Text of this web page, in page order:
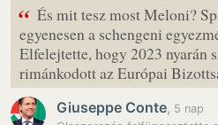
“ És mit tesz most Meloni?
egyenesen a schengeni
Elfelejtette, hogy 2023 nyarán
rimánkodott az Európai
Giuseppe Conte, 5 nap